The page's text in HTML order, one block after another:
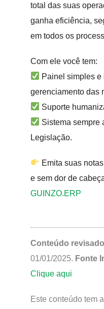
total das suas
ganha eficiência,
em todos os
Com ele você tem:
Painel simples
gerenciamento das
Suporte
Sistema sempre
Legislação.
Emita suas
e sem dor de
GUINZO.ERP
Conteúdo
01/01/2025. Fonte
Clique aqui
Este conteúdo tem